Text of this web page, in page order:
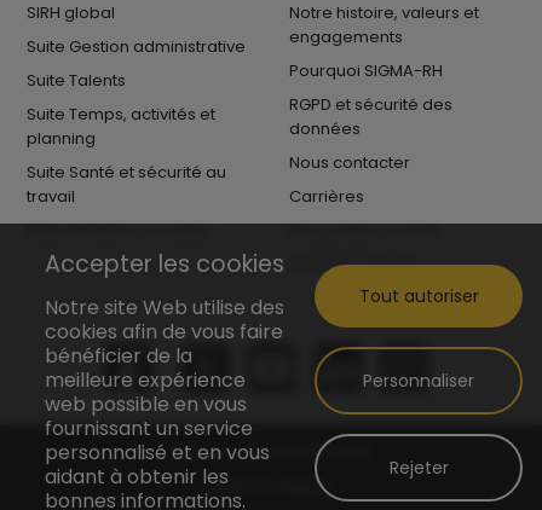
SIRH global
Suite Gestion administrative
Suite Talents
Suite Temps, activités et
planning
Suite Santé et sécurité au
travail
Suite Relations sociales
Notre histoire, valeurs et
engagements
Pourquoi SIGMA-RH
RGPD et sécurité des
données
Nous contacter
Carrières
Nos postes ouverts
Vivre au Canada
Politique de confidentialité
Mentions légales
Accepter les cookies
Notre site Web utilise des
cookies afin de vous faire
bénéficier de la
meilleure expérience
web possible en vous
fournissant un service
personnalisé et en vous
aidant à obtenir les
bonnes informations.
Rejeter
Personnaliser
Tout autoriser